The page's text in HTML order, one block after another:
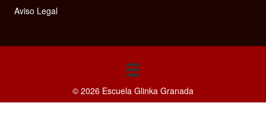
Aviso Legal
© 2026 Escuela Glinka Granada